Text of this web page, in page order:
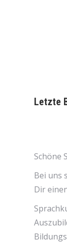
Letzte
Schöne
Bei uns
Dir